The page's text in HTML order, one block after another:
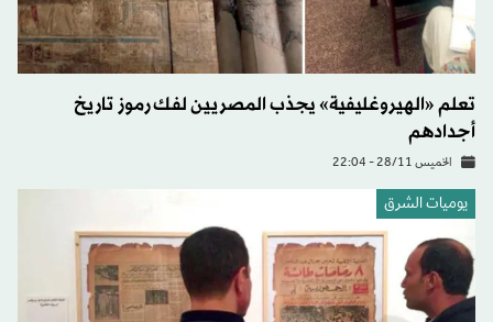
تعلم «الهيروغليفية» يجذب المصريين لفك رموز تاريخ
أجدادهم
الخميس 28/11 - 22:04
يوميات الشرق